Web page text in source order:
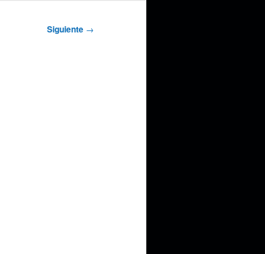
Siguiente →